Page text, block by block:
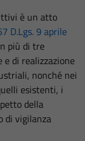
è un atto
D.Lgs. 9 aprile
più di tre
di realizzazione
nonché nei
esistenti, i
della
di vigilanza